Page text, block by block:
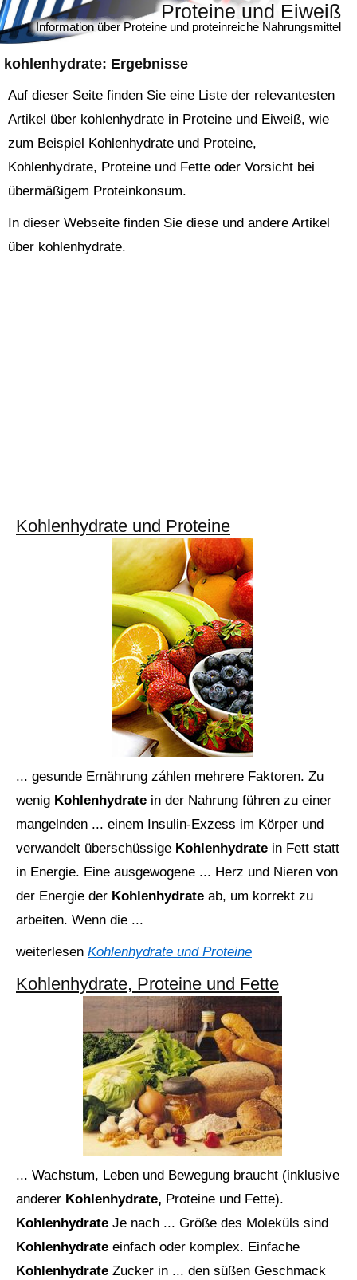
kohlenhydrate: Ergebnisse
Proteine und Eiweiß
Information über Proteine und proteinreiche Nahrungsmittel
Auf dieser Seite finden Sie eine Liste der relevantesten
Artikel über kohlenhydrate in Proteine und Eiweiß, wie
zum Beispiel Kohlenhydrate und Proteine,
Kohlenhydrate, Proteine und Fette oder Vorsicht bei
übermäßigem Proteinkonsum.
In dieser Webseite finden Sie diese und andere Artikel
über kohlenhydrate.
Kohlenhydrate und Proteine
... gesunde Ernährung záhlen mehrere Faktoren. Zu
wenig Kohlenhydrate in der Nahrung führen zu einer
mangelnden ... einem Insulin-Exzess im Körper und
verwandelt überschüssige Kohlenhydrate in Fett statt
in Energie. Eine ausgewogene ... Herz und Nieren von
der Energie der Kohlenhydrate ab, um korrekt zu
arbeiten. Wenn die ...
weiterlesen Kohlenhydrate und Proteine
Kohlenhydrate, Proteine und Fette
... Wachstum, Leben und Bewegung braucht (inklusive
anderer Kohlenhydrate, Proteine und Fette).
Kohlenhydrate Je nach ... Größe des Moleküls sind
Kohlenhydrate einfach oder komplex. Einfache
Kohlenhydrate Zucker in ... den süßen Geschmack